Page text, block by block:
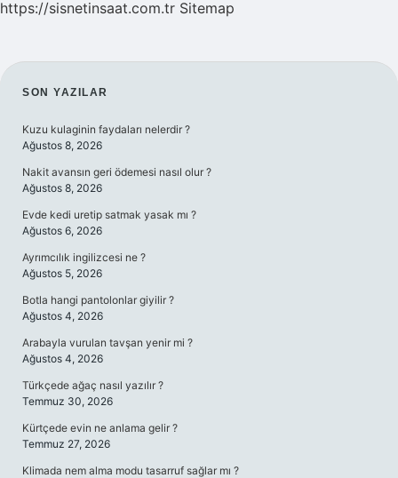
https://sisnetinsaat.com.tr Sitemap
SIDEBAR
SON YAZILAR
Kuzu kulaginin faydaları nelerdir ?
Ağustos 8, 2026
Nakit avansın geri ödemesi nasıl olur ?
Ağustos 8, 2026
Evde kedi uretip satmak yasak mı ?
Ağustos 6, 2026
Ayrımcılık ingilizcesi ne ?
Ağustos 5, 2026
Botla hangi pantolonlar giyilir ?
Ağustos 4, 2026
Arabayla vurulan tavşan yenir mi ?
Ağustos 4, 2026
Türkçede ağaç nasıl yazılır ?
Temmuz 30, 2026
Kürtçede evin ne anlama gelir ?
Temmuz 27, 2026
Klimada nem alma modu tasarruf sağlar mı ?